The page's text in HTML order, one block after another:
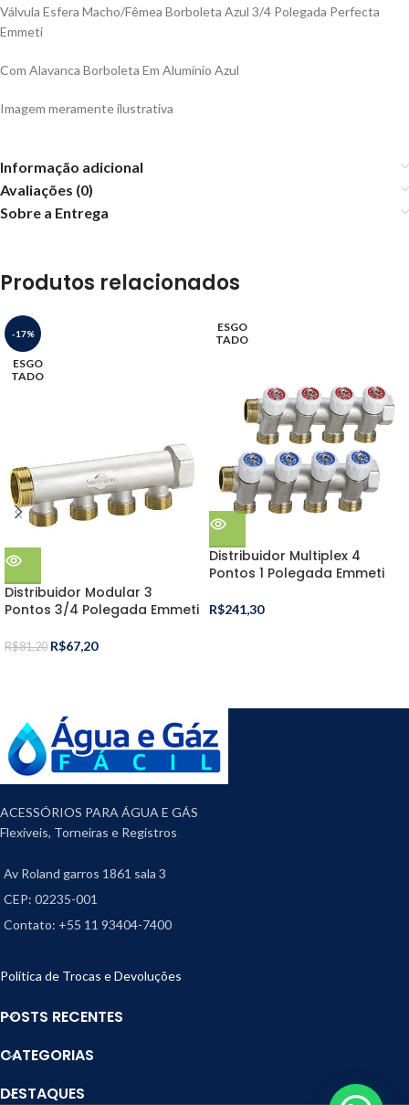
Válvula Esfera Macho/Fêmea Borboleta Azul 3/4 Polegada Perfecta
Emmeti
Com Alavanca Borboleta Em Alumínio Azul
Imagem meramente ilustrativa
Informação adicional
Avaliações (0)
Sobre a Entrega
Produtos relacionados
-17%
ESGO
TADO
Distribuidor Modular 3
Pontos 3/4 Polegada Emmeti
R$81,20 R$67,20
ESGO
TADO
Distribuidor Multiplex 4
Pontos 1 Polegada Emmeti
R$241,30
ACESSÓRIOS PARA ÁGUA E GÁS
Flexíveis, Torneiras e Registros
Av Roland garros 1861 sala 3
CEP: 02235-001
Contato: +55 11 93404-7400
Política de Trocas e Devoluções
POSTS RECENTES
CATEGORIAS
DESTAQUES